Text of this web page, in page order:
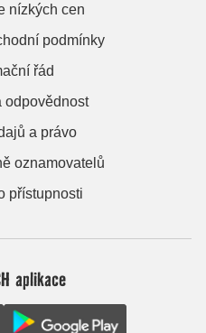
nízkých cen
podmínky
řád
odpovědnost
a právo
oznamovatelů
přístupnosti
aplikace